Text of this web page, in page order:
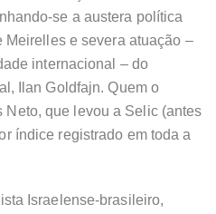
se a austera política
e severa atuação –
internacional – do
Ilan Goldfajn. Quem o
que levou a Selic (antes
índice registrado em toda a
Israelense-brasileiro,